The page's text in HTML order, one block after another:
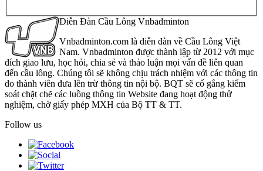
Diễn Đàn Cầu Lông Vnbadminton
Vnbadminton.com là diễn đàn về Cầu Lông Việt
Nam. Vnbadminton được thành lập từ 2012 với mục
đích giao lưu, học hỏi, chia sẻ và thảo luận mọi vấn đề liên quan
đến cầu lông. Chúng tôi sẽ không chịu trách nhiệm với các thông tin
do thành viên đưa lên trừ thông tin nội bộ. BQT sẽ cố gắng kiểm
soát chặt chẽ các luồng thông tin Website đang hoạt động thử
nghiệm, chờ giấy phép MXH của Bộ TT & TT.
Follow us